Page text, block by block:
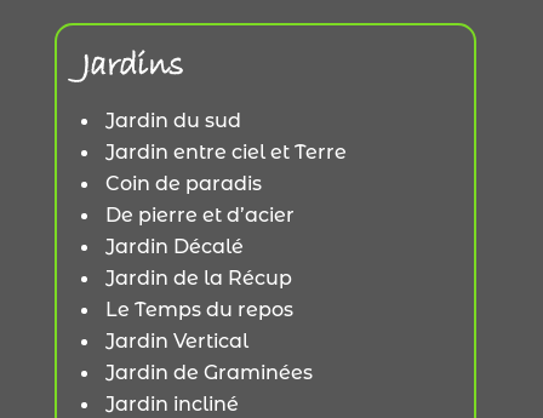
Jardins
Jardin du sud
Jardin entre ciel et Terre
Coin de paradis
De pierre et d’acier
Jardin Décalé
Jardin de la Récup
Le Temps du repos
Jardin Vertical
Jardin de Graminées
Jardin incliné